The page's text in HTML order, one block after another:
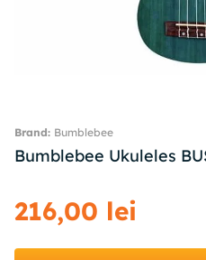
Bumblebee
Bumblebee Ukuleles
216,00 lei